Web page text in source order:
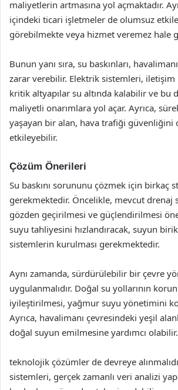
maliyetlerin artmasına yol açmaktadır.
içindeki ticari işletmeler de olumsuz
görebilmekte veya hizmet veremez hale
Bunun yanı sıra, su baskınları,
zarar verebilir. Elektrik sistemleri, iletişim
kritik altyapılar su altında kalabilir ve bu
maliyetli onarımlara yol açar. Ayrıca,
yaşayan bir alan, hava trafiği güvenliğini
etkileyebilir.
Çözüm Önerileri
Su baskını sorununu çözmek için birkaç
gerekmektedir. Öncelikle, mevcut drenaj
gözden geçirilmesi ve güçlendirilmesi
suyu tahliyesini hızlandıracak, suyun
sistemlerin kurulması gerekmektedir.
Aynı zamanda, sürdürülebilir bir çevre
uygulanmalıdır. Doğal su yollarının
iyileştirilmesi, yağmur suyu yönetimini
Ayrıca, havalimanı çevresindeki yeşil
doğal suyun emilmesine yardımcı olabilir.
teknolojik çözümler de devreye
sistemleri, gerçek zamanlı veri analizi